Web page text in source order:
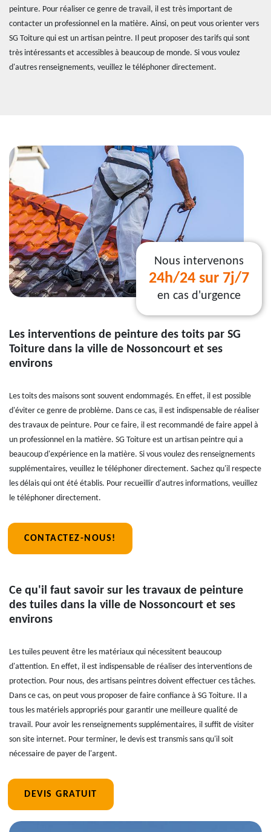
peinture. Pour réaliser ce genre de travail, il est très important de
contacter un professionnel en la matière. Ainsi, on peut vous orienter vers
SG Toiture qui est un artisan peintre. Il peut proposer des tarifs qui sont
très intéressants et accessibles à beaucoup de monde. Si vous voulez
d'autres renseignements, veuillez le téléphoner directement.
Nous intervenons
24h/24 sur 7j/7
en cas d'urgence
Les interventions de peinture des toits par SG
Toiture dans la ville de Nossoncourt et ses
environs
Les toits des maisons sont souvent endommagés. En effet, il est possible
d'éviter ce genre de problème. Dans ce cas, il est indispensable de réaliser
des travaux de peinture. Pour ce faire, il est recommandé de faire appel à
un professionnel en la matière. SG Toiture est un artisan peintre qui a
beaucoup d'expérience en la matière. Si vous voulez des renseignements
supplémentaires, veuillez le téléphoner directement. Sachez qu'il respecte
les délais qui ont été établis. Pour recueillir d'autres informations, veuillez
le téléphoner directement.
CONTACTEZ-NOUS!
Ce qu'il faut savoir sur les travaux de peinture
des tuiles dans la ville de Nossoncourt et ses
environs
Les tuiles peuvent être les matériaux qui nécessitent beaucoup
d'attention. En effet, il est indispensable de réaliser des interventions de
protection. Pour nous, des artisans peintres doivent effectuer ces tâches.
Dans ce cas, on peut vous proposer de faire confiance à SG Toiture. Il a
tous les matériels appropriés pour garantir une meilleure qualité de
travail. Pour avoir les renseignements supplémentaires, il suffit de visiter
son site internet. Pour terminer, le devis est transmis sans qu'il soit
nécessaire de payer de l'argent.
DEVIS GRATUIT